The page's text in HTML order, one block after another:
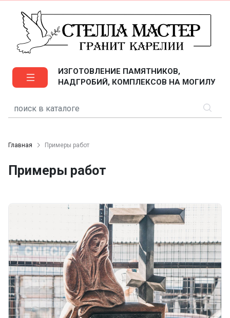
ИЗГОТОВЛЕНИЕ ПАМЯТНИКОВ,
НАДГРОБИЙ, КОМПЛЕКСОВ НА МОГИЛУ
Главная Примеры работ
Примеры работ